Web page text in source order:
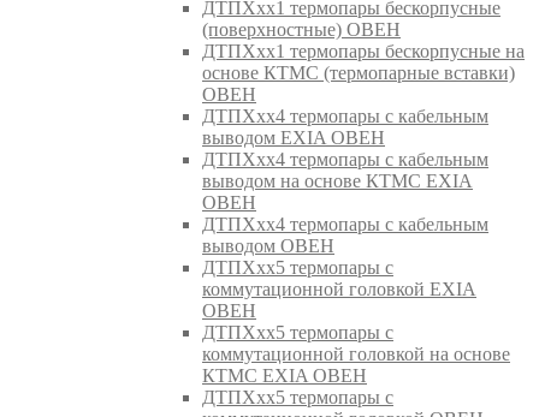
ДТПХхх1 термопары бескорпусные
(поверхностные) ОВЕН
ДТПХхх1 термопары бескорпусные на
основе КТМС (термопарные вставки)
ОВЕН
ДТПХхх4 термопары с кабельным
выводом EXIA ОВЕН
ДТПХхх4 термопары с кабельным
выводом на основе КТМС EXIA
ОВЕН
ДТПХхх4 термопары с кабельным
выводом ОВЕН
ДТПХхх5 термопары с
коммутационной головкой EXIA
ОВЕН
ДТПХхх5 термопары с
коммутационной головкой на основе
КТМС EXIA ОВЕН
ДТПХхх5 термопары с